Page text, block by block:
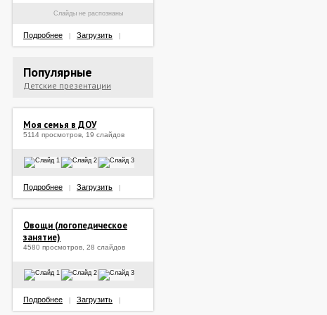
Слайды не распознаны
Подробнее Загрузить
Популярные
Детские презентации
Моя семья в ДОУ
5114 просмотров, 19 слайдов
Подробнее Загрузить
Овощи (логопедическое
занятие)
4580 просмотров, 28 слайдов
Подробнее Загрузить